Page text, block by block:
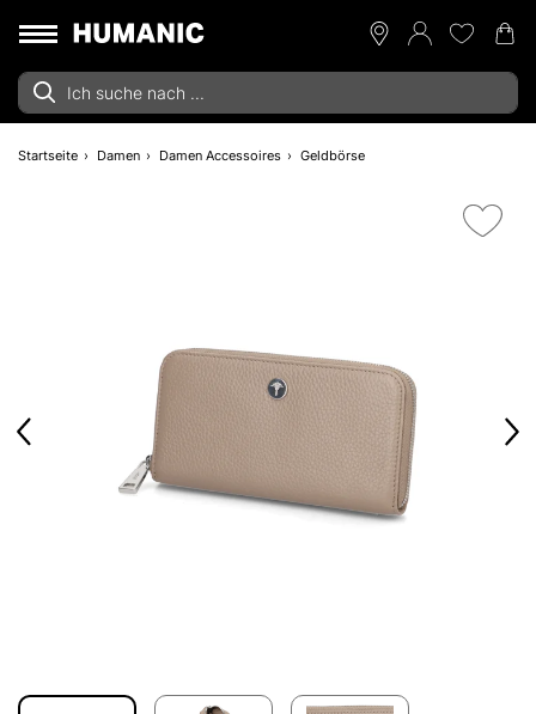
Startseite Damen Damen Accessoires Geldbörse